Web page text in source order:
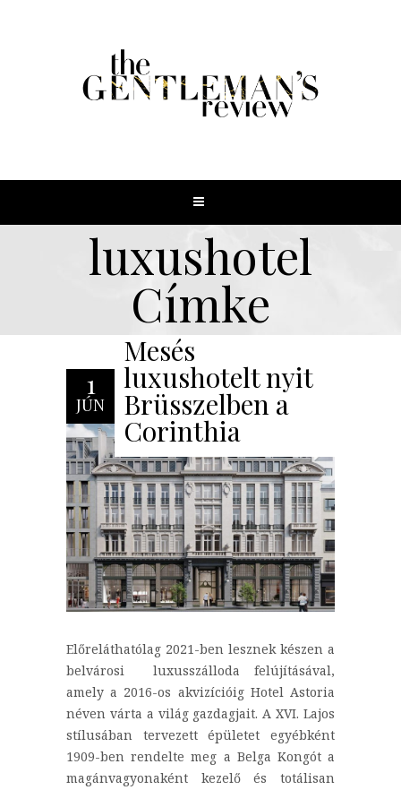
luxushotel
Címke
1
JÚN
Mesés
luxushotelt nyit
Brüsszelben a
Corinthia
Előreláthatólag 2021-ben lesznek készen a
belvárosi luxusszálloda felújításával,
amely a 2016-os akvizícióig Hotel Astoria
néven várta a világ gazdagjait. A XVI. Lajos
stílusában tervezett épületet egyébként
1909-ben rendelte meg a Belga Kongót a
magánvagyonaként kezelő és totálisan